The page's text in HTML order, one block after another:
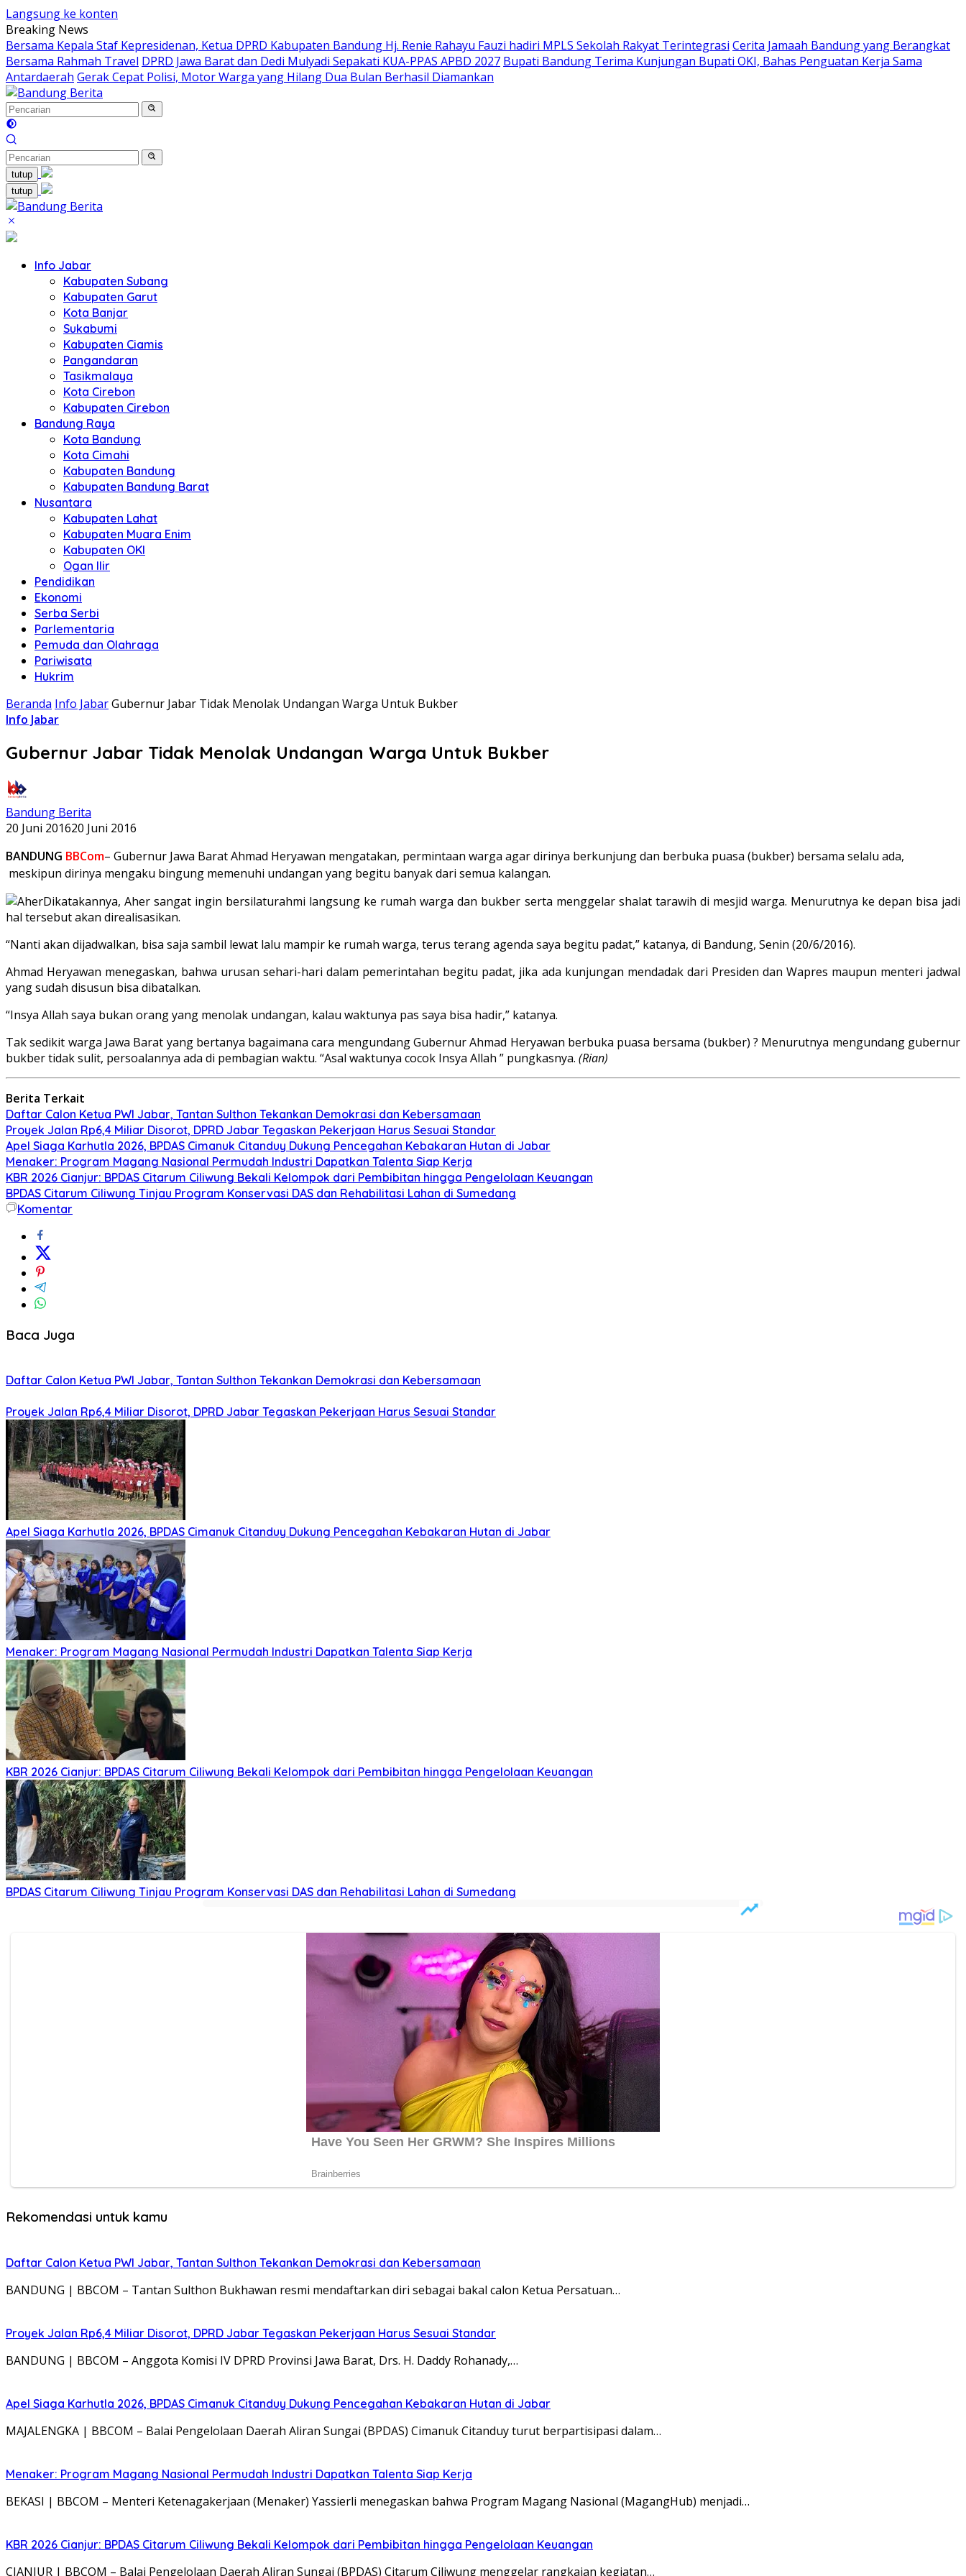
Langsung ke konten
Breaking News
Bersama Kepala Staf Kepresidenan, Ketua DPRD Kabupaten Bandung Hj. Renie Rahayu Fauzi hadiri MPLS Sekolah Rakyat Terintegrasi Cerita Jamaah Bandung yang Berangkat
Bersama Rahmah Travel DPRD Jawa Barat dan Dedi Mulyadi Sepakati KUA-PPAS APBD 2027 Bupati Bandung Terima Kunjungan Bupati OKI, Bahas Penguatan Kerja Sama
Antardaerah Gerak Cepat Polisi, Motor Warga yang Hilang Dua Bulan Berhasil Diamankan
tutup
tutup
Info Jabar
Kabupaten Subang
Kabupaten Garut
Kota Banjar
Sukabumi
Kabupaten Ciamis
Pangandaran
Tasikmalaya
Kota Cirebon
Kabupaten Cirebon
Bandung Raya
Kota Bandung
Kota Cimahi
Kabupaten Bandung
Kabupaten Bandung Barat
Nusantara
Kabupaten Lahat
Kabupaten Muara Enim
Kabupaten OKI
Ogan Ilir
Pendidikan
Ekonomi
Serba Serbi
Parlementaria
Pemuda dan Olahraga
Pariwisata
Hukrim
Beranda Info JabarGubernur Jabar Tidak Menolak Undangan Warga Untuk Bukber
Info Jabar
Gubernur Jabar Tidak Menolak Undangan Warga Untuk Bukber
Bandung Berita
20 Juni 201620 Juni 2016
BANDUNG BBCom– Gubernur Jawa Barat Ahmad Heryawan mengatakan, permintaan warga agar dirinya berkunjung dan berbuka puasa (bukber) bersama selalu ada,
meskipun dirinya mengaku bingung memenuhi undangan yang begitu banyak dari semua kalangan.
Dikatakannya, Aher sangat ingin bersilaturahmi langsung ke rumah warga dan bukber serta menggelar shalat tarawih di mesjid warga. Menurutnya ke depan bisa jadi
hal tersebut akan direalisasikan.
“Nanti akan dijadwalkan, bisa saja sambil lewat lalu mampir ke rumah warga, terus terang agenda saya begitu padat,” katanya, di Bandung, Senin (20/6/2016).
Ahmad Heryawan menegaskan, bahwa urusan sehari-hari dalam pemerintahan begitu padat, jika ada kunjungan mendadak dari Presiden dan Wapres maupun menteri jadwal
yang sudah disusun bisa dibatalkan.
“Insya Allah saya bukan orang yang menolak undangan, kalau waktunya pas saya bisa hadir,” katanya.
Tak sedikit warga Jawa Barat yang bertanya bagaimana cara mengundang Gubernur Ahmad Heryawan berbuka puasa bersama (bukber) ? Menurutnya mengundang gubernur
bukber tidak sulit, persoalannya ada di pembagian waktu. “Asal waktunya cocok Insya Allah ” pungkasnya. (Rian)
Berita Terkait
Daftar Calon Ketua PWI Jabar, Tantan Sulthon Tekankan Demokrasi dan Kebersamaan
Proyek Jalan Rp6,4 Miliar Disorot, DPRD Jabar Tegaskan Pekerjaan Harus Sesuai Standar
Apel Siaga Karhutla 2026, BPDAS Cimanuk Citanduy Dukung Pencegahan Kebakaran Hutan di Jabar
Menaker: Program Magang Nasional Permudah Industri Dapatkan Talenta Siap Kerja
KBR 2026 Cianjur: BPDAS Citarum Ciliwung Bekali Kelompok dari Pembibitan hingga Pengelolaan Keuangan
BPDAS Citarum Ciliwung Tinjau Program Konservasi DAS dan Rehabilitasi Lahan di Sumedang
Komentar
Baca Juga
Daftar Calon Ketua PWI Jabar, Tantan Sulthon Tekankan Demokrasi dan Kebersamaan
Proyek Jalan Rp6,4 Miliar Disorot, DPRD Jabar Tegaskan Pekerjaan Harus Sesuai Standar
Apel Siaga Karhutla 2026, BPDAS Cimanuk Citanduy Dukung Pencegahan Kebakaran Hutan di Jabar
Menaker: Program Magang Nasional Permudah Industri Dapatkan Talenta Siap Kerja
KBR 2026 Cianjur: BPDAS Citarum Ciliwung Bekali Kelompok dari Pembibitan hingga Pengelolaan Keuangan
BPDAS Citarum Ciliwung Tinjau Program Konservasi DAS dan Rehabilitasi Lahan di Sumedang
Rekomendasi untuk kamu
Daftar Calon Ketua PWI Jabar, Tantan Sulthon Tekankan Demokrasi dan Kebersamaan
BANDUNG | BBCOM – Tantan Sulthon Bukhawan resmi mendaftarkan diri sebagai bakal calon Ketua Persatuan…
Proyek Jalan Rp6,4 Miliar Disorot, DPRD Jabar Tegaskan Pekerjaan Harus Sesuai Standar
BANDUNG | BBCOM – Anggota Komisi IV DPRD Provinsi Jawa Barat, Drs. H. Daddy Rohanady,…
Apel Siaga Karhutla 2026, BPDAS Cimanuk Citanduy Dukung Pencegahan Kebakaran Hutan di Jabar
MAJALENGKA | BBCOM – Balai Pengelolaan Daerah Aliran Sungai (BPDAS) Cimanuk Citanduy turut berpartisipasi dalam…
Menaker: Program Magang Nasional Permudah Industri Dapatkan Talenta Siap Kerja
BEKASI | BBCOM – Menteri Ketenagakerjaan (Menaker) Yassierli menegaskan bahwa Program Magang Nasional (MagangHub) menjadi…
KBR 2026 Cianjur: BPDAS Citarum Ciliwung Bekali Kelompok dari Pembibitan hingga Pengelolaan Keuangan
CIANJUR | BBCOM – Balai Pengelolaan Daerah Aliran Sungai (BPDAS) Citarum Ciliwung menggelar rangkaian kegiatan…